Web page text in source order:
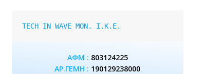
TECH IN WAVE MON. I.K.E.
ΑΦΜ : 803124225
ΑΡ.ΓΕΜΗ : 190129238000